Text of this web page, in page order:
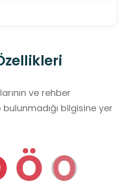
ÖO
ve rehber
bilgisine yer